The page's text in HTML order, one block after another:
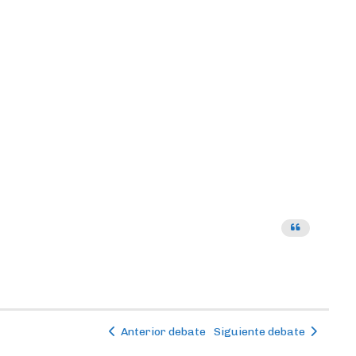
Anterior debate Siguiente debate